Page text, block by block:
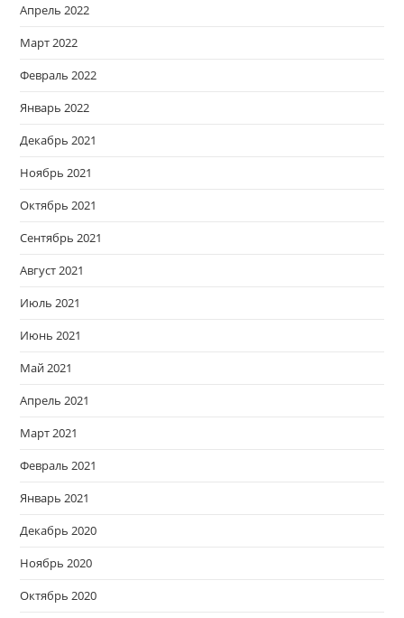
Апрель 2022
Март 2022
Февраль 2022
Январь 2022
Декабрь 2021
Ноябрь 2021
Октябрь 2021
Сентябрь 2021
Август 2021
Июль 2021
Июнь 2021
Май 2021
Апрель 2021
Март 2021
Февраль 2021
Январь 2021
Декабрь 2020
Ноябрь 2020
Октябрь 2020